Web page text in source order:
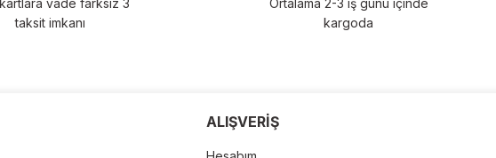
vade farksız 3
taksit imkanı
Ortalama 2-3 iş günü içinde
kargoda
ALIŞVERİŞ